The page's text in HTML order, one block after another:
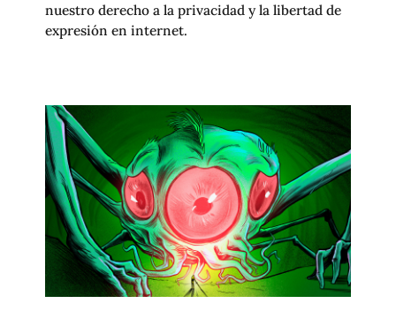
nuestro derecho a la privacidad y la libertad de
expresión en internet.